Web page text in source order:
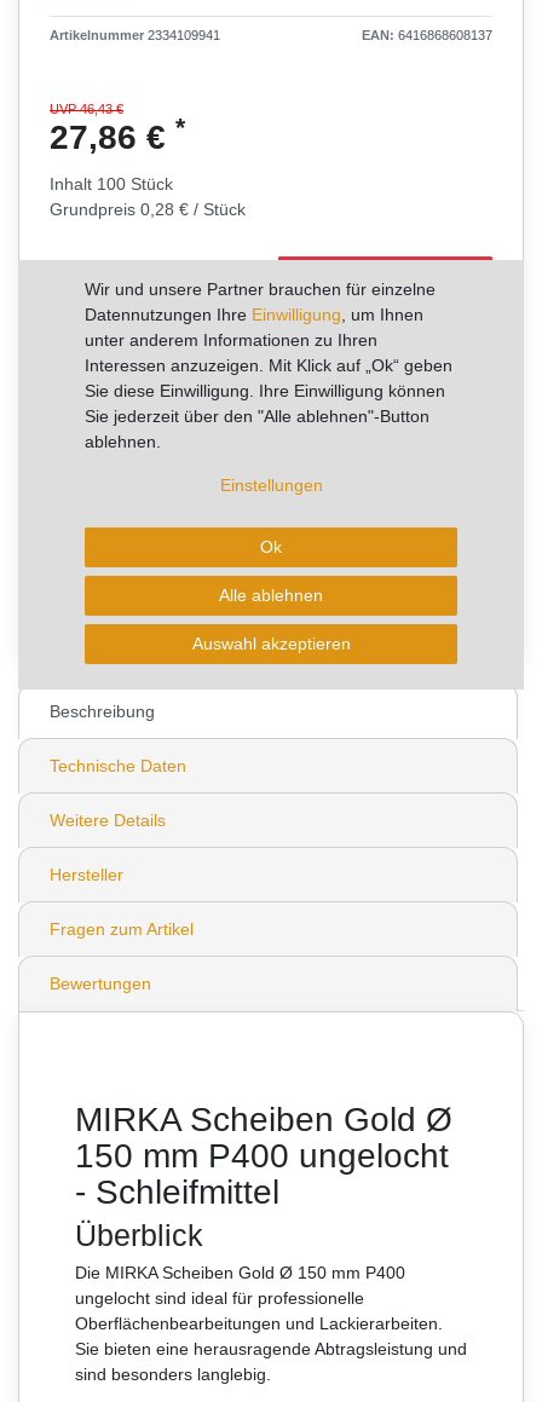
Artikelnummer 2334109941 EAN: 6416868608137
UVP 46,43 €
27,86 € *
Inhalt 100 Stück
Grundpreis 0,28 € / Stück
RABATT -40%
Sie sparen 18,57 €
Lagerware - Sofort lieferbar!
* zzgl. ges. MwSt. zzgl.
Wunschliste
Beschreibung
Technische Daten
Weitere Details
Hersteller
Fragen zum Artikel
Bewertungen
MIRKA Scheiben Gold Ø
150 mm P400 ungelocht
- Schleifmittel
Überblick
Die MIRKA Scheiben Gold Ø 150 mm P400
ungelocht sind ideal für professionelle
Oberflächenbearbeitungen und Lackierarbeiten.
Sie bieten eine herausragende Abtragsleistung und
sind besonders langlebig.
Wir und unsere Partner brauchen für einzelne
Datennutzungen Ihre Einwilligung , um Ihnen
unter anderem Informationen zu Ihren
Interessen anzuzeigen. Mit Klick auf „Ok“ geben
Sie diese Einwilligung. Ihre Einwilligung können
Sie jederzeit über den "Alle ablehnen"-Button
ablehnen.
Einstellungen
Ok
Alle ablehnen
Auswahl akzeptieren